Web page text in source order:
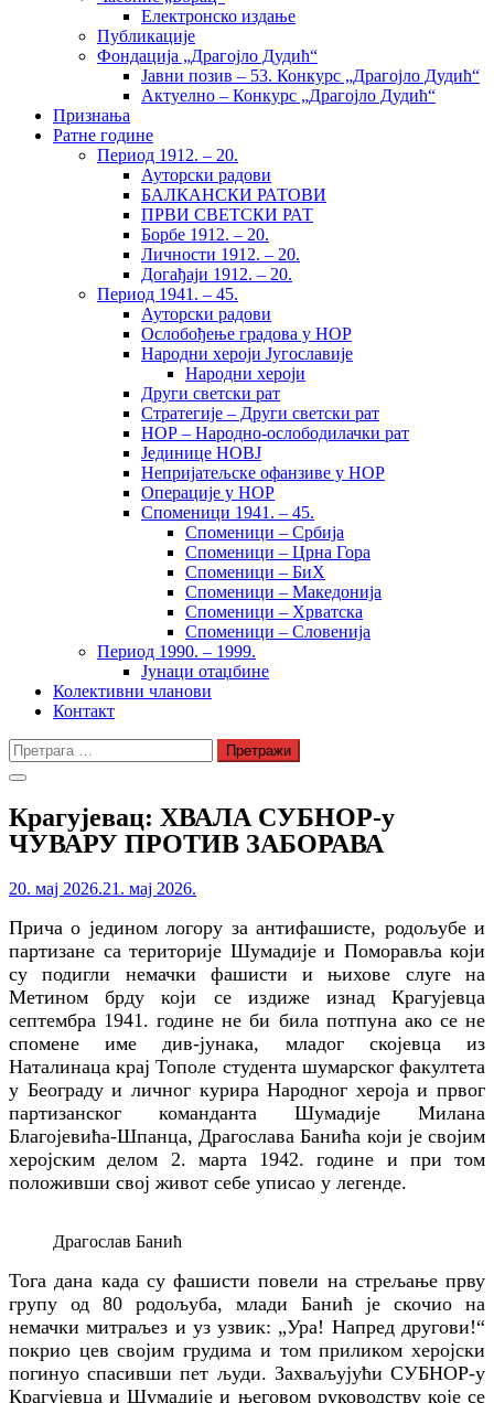
Електронско издање
Публикације
Фондација „Драгојло Дудић“
Јавни позив – 53. Конкурс „Драгојло Дудић“
Актуелно – Конкурс „Драгојло Дудић“
Признања
Ратне године
Период 1912. – 20.
Ауторски радови
БАЛКАНСКИ РАТОВИ
ПРВИ СВЕТСКИ РАТ
Борбе 1912. – 20.
Личности 1912. – 20.
Догађаји 1912. – 20.
Период 1941. – 45.
Ауторски радови
Ослобођење градова у НОР
Народни хероји Југославије
Народни хероји
Други светски рат
Стратегије – Други светски рат
НОР – Народно-ослободилачки рат
Јединице НОВЈ
Непријатељске офанзиве у НОР
Операције у НОР
Споменици 1941. – 45.
Споменици – Србија
Споменици – Црна Гора
Споменици – БиХ
Споменици – Македонија
Споменици – Хрватска
Споменици – Словенија
Период 1990. – 1999.
Јунаци отаџбине
Колективни чланови
Контакт
Претрага
за:
Крагујевац: ХВАЛА СУБНОР-у
ЧУВАРУ ПРОТИВ ЗАБОРАВА
20. мај 2026.21. мај 2026.
Прича о једином логору за антифашисте, родољубе и
партизане са територије Шумадије и Поморавља који
су подигли немачки фашисти и њихове слуге на
Метином брду који се издиже изнад Крагујевца
септембра 1941. године не би била потпуна ако се не
спомене име див-јунака, младог скојевца из
Наталинаца крај Тополе студента шумарског факултета
у Београду и личног курира Народног хероја и првог
партизанског команданта Шумадије Милана
Благојевића-Шпанца, Драгослава Банића који је својим
херојским делом 2. марта 1942. године и при том
положивши свој живот себе уписао у легенде.
Драгослав Банић
Тога дана када су фашисти повели на стрељање прву
групу од 80 родољуба, млади Банић је скочио на
немачки митраљез и уз узвик: „Ура! Напред другови!“
покрио цев својим грудима и том приликом херојски
погинуо спасивши пет људи. Захваљујући СУБНОР-у
Крагујевца и Шумадије и његовом руководству које се